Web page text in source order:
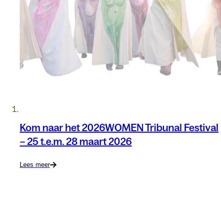
Kom naar het 2026WOMEN Tribunal Festival
– 25 t.e.m. 28 maart 2026
Lees meer